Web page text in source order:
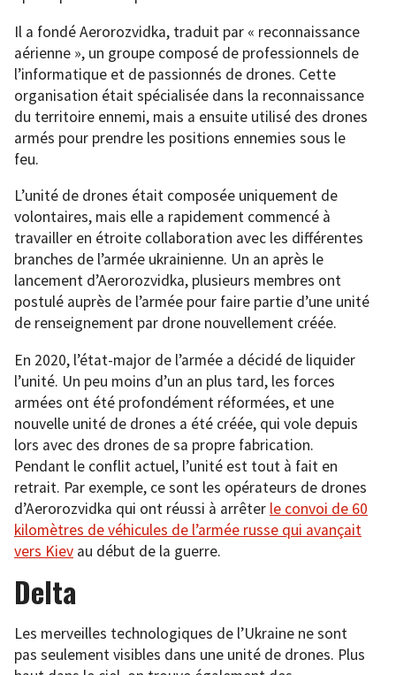
Il a fondé Aerorozvidka, traduit par « reconnaissance
aérienne », un groupe composé de professionnels de
l’informatique et de passionnés de drones. Cette
organisation était spécialisée dans la reconnaissance
du territoire ennemi, mais a ensuite utilisé des drones
armés pour prendre les positions ennemies sous le
feu.
L’unité de drones était composée uniquement de
volontaires, mais elle a rapidement commencé à
travailler en étroite collaboration avec les différentes
branches de l’armée ukrainienne. Un an après le
lancement d’Aerorozvidka, plusieurs membres ont
postulé auprès de l’armée pour faire partie d’une unité
de renseignement par drone nouvellement créée.
En 2020, l’état-major de l’armée a décidé de liquider
l’unité. Un peu moins d’un an plus tard, les forces
armées ont été profondément réformées, et une
nouvelle unité de drones a été créée, qui vole depuis
lors avec des drones de sa propre fabrication.
Pendant le conflit actuel, l’unité est tout à fait en
retrait. Par exemple, ce sont les opérateurs de drones
d’Aerorozvidka qui ont réussi à arrêter le convoi de 60
kilomètres de véhicules de l’armée russe qui avançait
vers Kiev au début de la guerre.
Delta
Les merveilles technologiques de l’Ukraine ne sont
pas seulement visibles dans une unité de drones. Plus